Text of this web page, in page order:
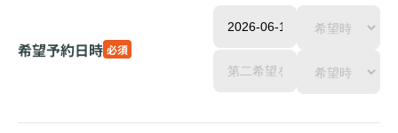
希望予約日時 必須